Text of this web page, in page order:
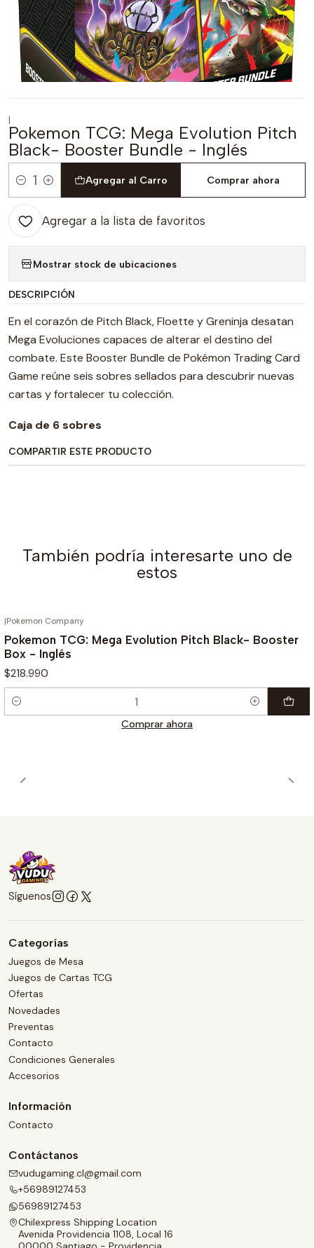
|
Pokemon TCG: Mega Evolution Pitch
Black- Booster Bundle - Inglés
Cantidad
Agregar al Carro Comprar ahora
Agregar a la lista de favoritos
Mostrar stock de ubicaciones
DESCRIPCIÓN
En el corazón de Pitch Black, Floette y Greninja desatan
Mega Evoluciones capaces de alterar el destino del
combate. Este Booster Bundle de Pokémon Trading Card
Game reúne seis sobres sellados para descubrir nuevas
cartas y fortalecer tu colección.
Caja de 6 sobres
COMPARTIR ESTE PRODUCTO
También podría interesarte uno de
estos
|Pokemon Company
Pokemon TCG: Mega Evolution Pitch Black- Booster
Box - Inglés
$218.990
Cantidad
Comprar ahora
Síguenos
Categorías
Juegos de Mesa
Juegos de Cartas TCG
Ofertas
Novedades
Preventas
Contacto
Condiciones Generales
Accesorios
Información
Contacto
Contáctanos
vudugaming.cl@gmail.com
+56989127453
56989127453
Chilexpress Shipping Location
Avenida Providencia 1108, Local 16